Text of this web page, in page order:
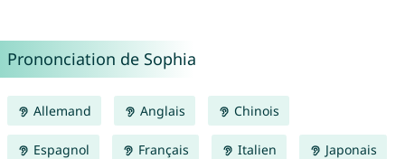
Prononciation de Sophia
Allemand Anglais Chinois
Espagnol Français Italien Japonais